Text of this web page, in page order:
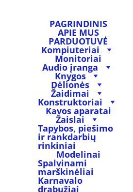
PAGRINDINIS
APIE MUS
PARDUOTUVĖ
Kompiuteriai
Monitoriai
Audio įranga
Knygos
Dėlionės
Žaidimai
Konstruktoriai
Kavos aparatai
Žaislai
Tapybos, piešimo
ir rankdarbių
rinkiniai
Modelinai
Spalvinami
marškinėliai
Karnavalo
drabužiai